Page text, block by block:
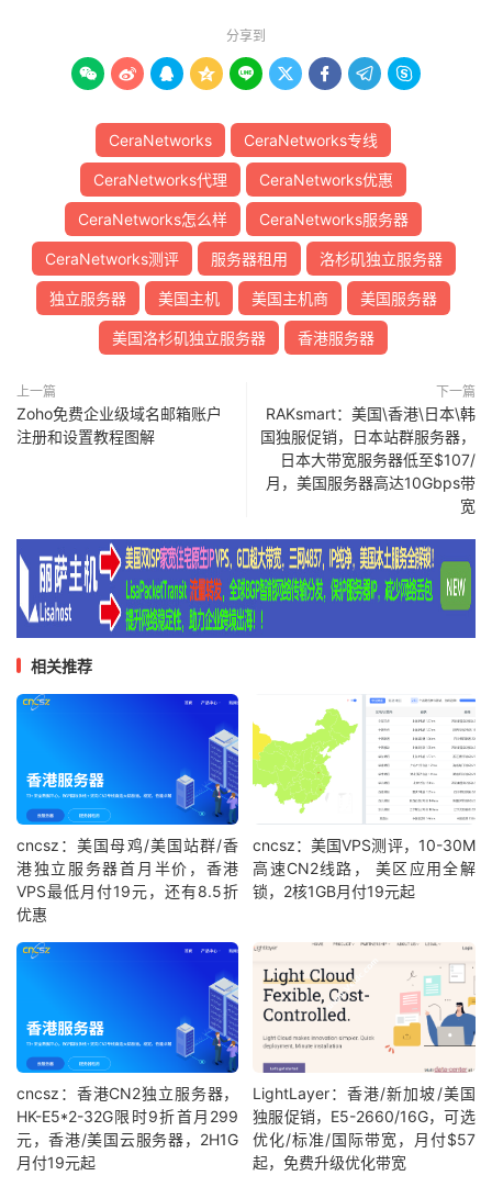
分享到
        
CeraNetworks CeraNetworks专线
CeraNetworks代理 CeraNetworks优惠
CeraNetworks怎么样 CeraNetworks服务器
CeraNetworks测评 服务器租用 洛杉矶独立服务器
独立服务器 美国主机 美国主机商 美国服务器
美国洛杉矶独立服务器 香港服务器
上一篇
Zoho免费企业级域名邮箱账户
注册和设置教程图解
下一篇
RAKsmart：美国\香港\日本\韩
国独服促销，日本站群服务器，
日本大带宽服务器低至$107/
月，美国服务器高达10Gbps带
宽
相关推荐
cncsz：美国母鸡/美国站群/香
港独立服务器首月半价，香港
VPS最低月付19元，还有8.5折
优惠
cncsz：美国VPS测评，10-30M
高速CN2线路， 美区应用全解
锁，2核1GB月付19元起
cncsz：香港CN2独立服务器，
HK-E5*2-32G限时9折首月299
元，香港/美国云服务器，2H1G
月付19元起
LightLayer：香港/新加坡/美国
独服促销，E5-2660/16G，可选
优化/标准/国际带宽，月付$57
起，免费升级优化带宽